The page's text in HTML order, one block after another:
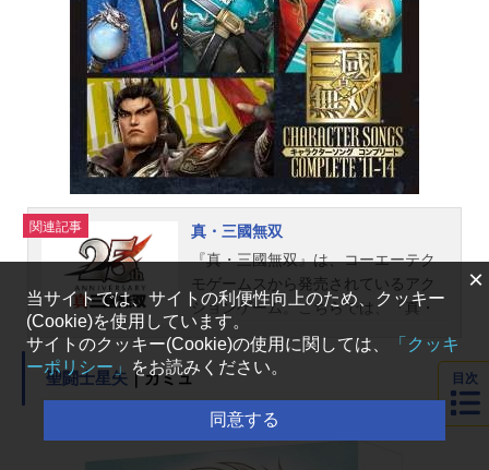
関連記事
真・三國無双
『真・三國無双』は、コーエーテク
モゲームスから発売されているアク
ションゲーム。こちらでは、『真・
三國無双』シリーズのキャスト声
優、スタッフ、オススメ記事をご紹
介！『真・三國無双』とはコーエー
テクモゲームスによる、シリーズ累
計販売本数2,100万本以上を記録する
聖闘士星矢 ｜カミュ 目次
×
当サイトでは、サイトの利便性向上のため、クッキー
(Cookie)を使用しています。
サイトのクッキー(Cookie)の使用に関しては、
「クッキ
ーポリシー」
をお読みください。
同意する